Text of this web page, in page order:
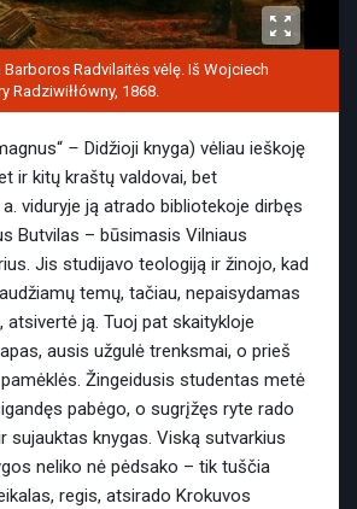
Radvilaitės vėlę. Iš Wojciech
Radziwiłłówny, 1868.
– Didžioji knyga) vėliau ieškoję
ir kitų kraštų valdovai, bet
viduryje ją atrado bibliotekoje dirbęs
Butvilas – būsimasis Vilniaus
Jis studijavo teologiją ir žinojo, kad
temų, tačiau, nepaisydamas
atsivertė ją. Tuoj pat skaitykloje
ausis užgulė trenksmai, o prieš
Žingeidusis studentas metė
pabėgo, o sugrįžęs ryte rado
sujauktas knygas. Viską sutvarkius
neliko nė pėdsako – tik tuščia
regis, atsirado Krokuvos